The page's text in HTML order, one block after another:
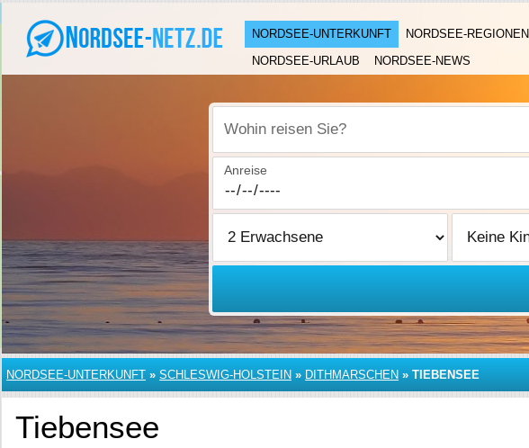
NORDSEE-UNTERKUNFT NORDSEE-REGIONEN
NORDSEE-URLAUB
NORDSEE-NEWS
Wohin reisen Sie?
Anreise
NORDSEE-UNTERKUNFT » SCHLESWIG-HOLSTEIN » DITHMARSCHEN » TIEBENSEE
Tiebensee